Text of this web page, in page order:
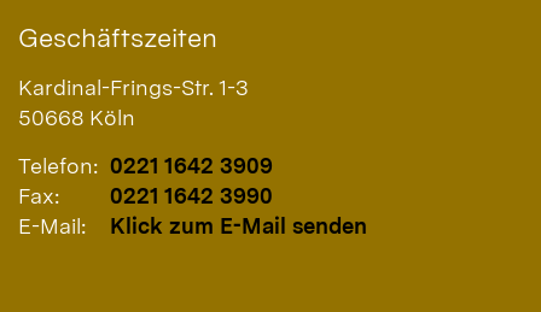
Geschäftszeiten
Kardinal-Frings-Str. 1-3
50668 Köln
Telefon: 0221 1642 3909
Fax:
0221 1642 3990
E-Mail:
Klick zum E-Mail senden